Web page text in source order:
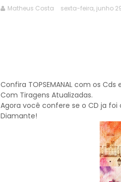
Matheus Costa sexta-feira, junho
Confira TOPSEMANAL com os
Com Tiragens Atualizadas.
Agora você confere se o CD ja foi
Diamante!